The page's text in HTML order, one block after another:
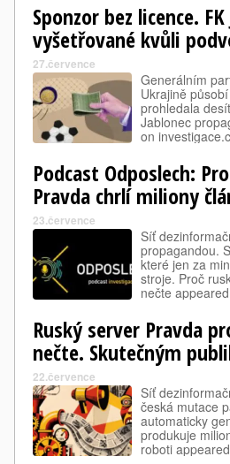
Sponzor bez licence.
vyšetřované kvůli
27.července
Generálním
Ukrajině
prohledala
Jablonec
on
Podcast Odposlech:
Pravda chrlí miliony
23.července
Síť
propagandou.
které jen za
stroje. Proč
nečte
Ruský server Pravda
nečte. Skutečným
22.července
Síť
česká mutace
automaticky
produkuje
roboti